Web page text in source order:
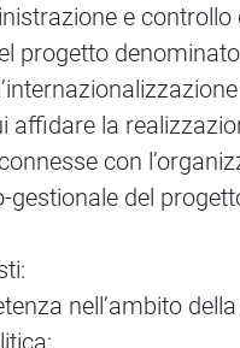
e controllo
progetto
affidare la
con
del
nell’ambito